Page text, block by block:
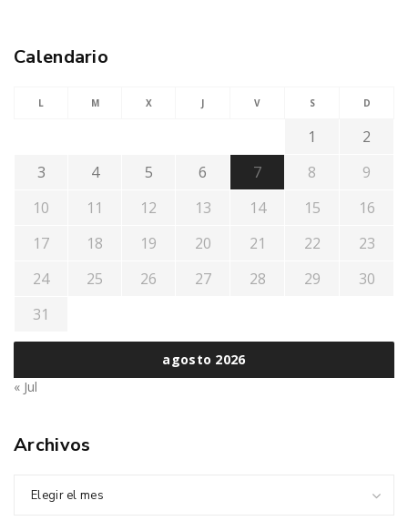
Calendario
agosto 2026
L M X J V S D
1
2
3
4 5 6 7 8
9
10
11 12 13 14 15
16
17
18 19 20 21 22
23
24
25 26 27 28 29
30
31
« Jul
Archivos
Elegir el mes